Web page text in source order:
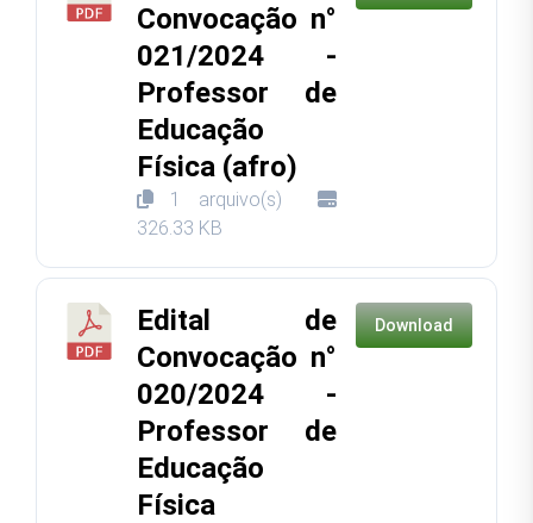
Convocação n°
021/2024 -
Professor de
Educação
Física (afro)
1 arquivo(s)
326.33 KB
Edital de
Convocação n°
020/2024 -
Professor de
Educação
Física
Download